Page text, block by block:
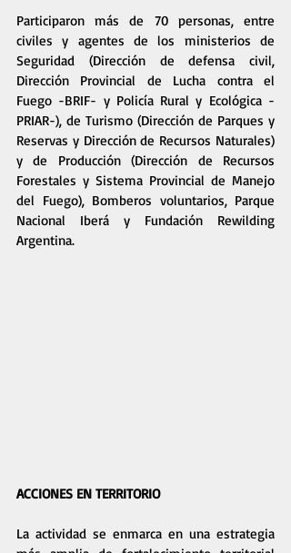
Participaron más de 70 personas, entre
civiles y agentes de los ministerios de
Seguridad (Dirección de defensa civil,
Dirección Provincial de Lucha contra el
Fuego -BRIF- y Policía Rural y Ecológica -
PRIAR-), de Turismo (Dirección de Parques y
Reservas y Dirección de Recursos Naturales)
y de Producción (Dirección de Recursos
Forestales y Sistema Provincial de Manejo
del Fuego), Bomberos voluntarios, Parque
Nacional Iberá y Fundación Rewilding
Argentina.
ACCIONES EN TERRITORIO
La actividad se enmarca en una estrategia